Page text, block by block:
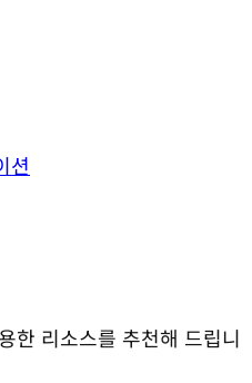
션
한 리소스를 추천해 드립니